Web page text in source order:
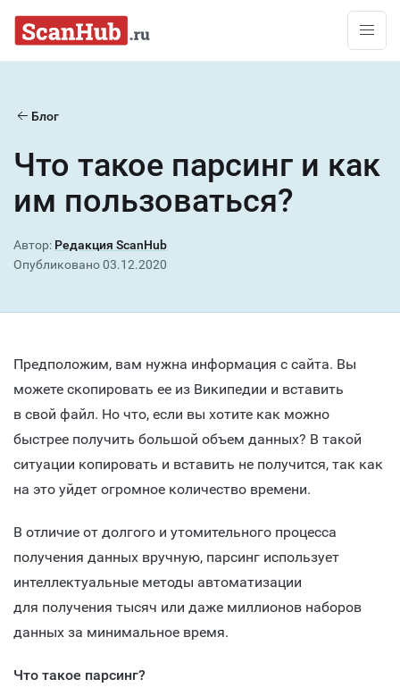
Блог
Что такое парсинг и как
им пользоваться?
Автор: Редакция ScanHub
Опубликовано03.12.2020
Предположим, вам нужна информация с сайта. Вы
можете скопировать ее из Википедии и вставить
в свой файл. Но что, если вы хотите как можно
быстрее получить большой объем данных? В такой
ситуации копировать и вставить не получится, так как
на это уйдет огромное количество времени.
В отличие от долгого и утомительного процесса
получения данных вручную, парсинг использует
интеллектуальные методы автоматизации
для получения тысяч или даже миллионов наборов
данных за минимальное время.
Что такое парсинг?